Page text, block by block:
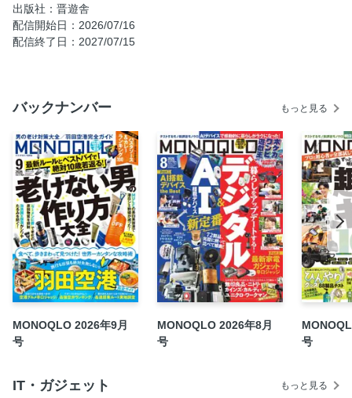
読者プレゼント
コトハジメ［なかむらみつのり］
奥付＆次号予告
財布にも優しいキンキン涼み術［人気記事プレイバック］
熱中症予防完全ガイド［人気記事プレイバック］
出版社：晋遊舎
配信開始日：2026/07/16
配信終了日：2027/07/15
バックナンバー もっと見る
MONOQLO 2026年9月
号
MONOQLO 2026年8月
号
号
IT・ガジェット もっと見る